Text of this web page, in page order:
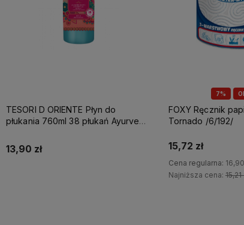
TESORI D ORIENTE Płyn do
płukania 760ml 38 płukań Ayurveda
13,90 zł
7%
FOXY Ręcznik papierowy A1 3w
Tornado /6/192/
15,72 zł
Cena regularna:
Najniższa cena: 15,21